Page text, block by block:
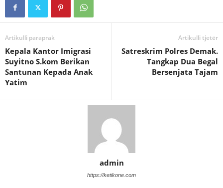
Artikulli paraprak
Kepala Kantor Imigrasi
Suyitno S.kom Berikan
Santunan Kepada Anak
Yatim
Artikulli tjetër
Satreskrim Polres Demak.
Tangkap Dua Begal
Bersenjata Tajam
admin
https://ketikone.com